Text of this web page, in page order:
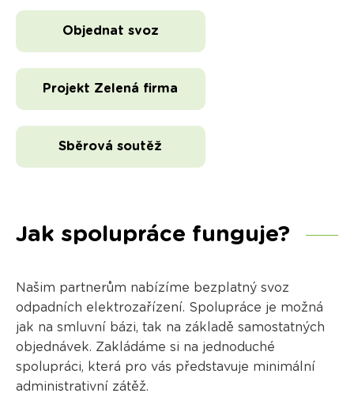
Objednat svoz
Projekt Zelená firma
Sběrová soutěž
Jak spolupráce funguje?
Našim partnerům nabízíme bezplatný svoz
odpadních elektrozařízení. Spolupráce je možná
jak na smluvní bázi, tak na základě samostatných
objednávek. Zakládáme si na jednoduché
spolupráci, která pro vás představuje minimální
administrativní zátěž.